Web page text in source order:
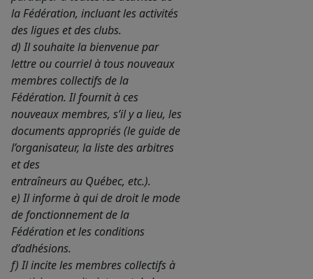
la Fédération, incluant les activités
des ligues et des clubs.
d) Il souhaite la bienvenue par
lettre ou courriel à tous nouveaux
membres collectifs de la
Fédération. Il fournit à ces
nouveaux membres, s’il y a lieu, les
documents appropriés (le guide de
l’organisateur, la liste des arbitres
et des
entraîneurs au Québec, etc.).
e) Il informe à qui de droit le mode
de fonctionnement de la
Fédération et les conditions
d’adhésions.
f) Il incite les membres collectifs à